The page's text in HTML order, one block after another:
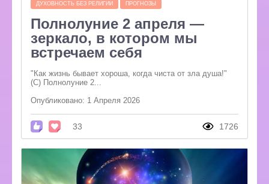
ДУХОВНОСТЬ БЕЗ РЕЛИГИИ ПРОГНОЗЫ
Полнолуние 2 апреля —
зеркало, в котором мы
встречаем себя
"Как жизнь бывает хороша, когда чиста от зла душа!"
(С) Полнолуние 2...
Опубликовано: 1 Апреля 2026
33 1726